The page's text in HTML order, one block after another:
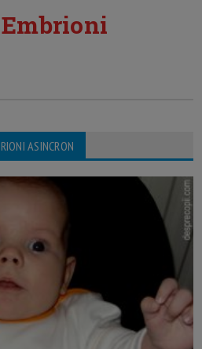
ASINCRON